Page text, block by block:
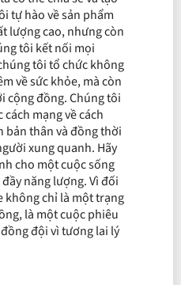
tự hào về sản phẩm
lượng cao, nhưng còn
tôi kết nối mọi
tôi tổ chức không
về sức khỏe, mà còn
cộng đồng. Chúng tôi
mạng về cách
bản thân và đồng thời
xung quanh. Hãy
cho một cuộc sống
năng lượng. Vì đối
không chỉ là một trạng
là một cuộc phiêu
đội vì tương lai lý